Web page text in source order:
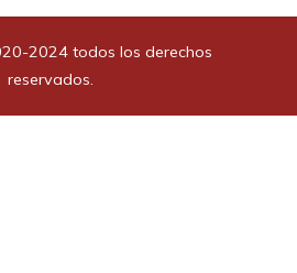
2024 todos los derechos
reservados.